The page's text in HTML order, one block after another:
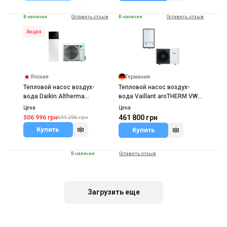
В наличии Оставить отзыв
Акция
Япония
Тепловой насос воздух-
вода Daikin Altherma
ERGA04EV/EHVH04S18E6V
Цена
506 996 грн644 296 грн
Купить
В наличии Оставить отзыв
Германия
Тепловой насос воздух-
вода Vaillant aroTHERM VWL
105/5 AS/IS 400V
Цена
461 800 грн
Купить
В наличии Оставить отзыв
Загрузить еще